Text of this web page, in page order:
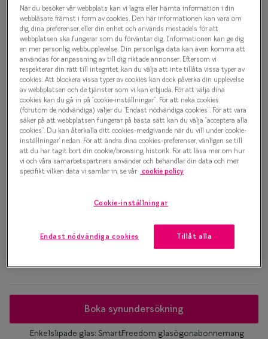
Taberg
Trender
Taberg by Smarteyes Bergmynta
7033 5889 Glasögonbåge
1 500 kr
Välj färg:
Blå
127-137 mm
Boka synundersökning
Enkelslipade glas: SmartFreedom glasögonabonnemang
När du besöker vår webbplats kan vi lagra eller hämta information i din
webbläsare, främst i form av cookies. Den här informationen kan vara om
dig, dina preferenser, eller din enhet och används mestadels för att
webbplatsen ska fungerar som du förväntar dig. Informationen kan ge dig
en mer personlig webbupplevelse. Din personliga data kan även komma att
användas för anpassning av till dig riktade annonser. Eftersom vi
respekterar din rätt till integritet, kan du välja att inte tillåta vissa typer av
cookies. Att blockera vissa typer av cookies kan dock påverka din upplevelse
av webbplatsen och de tjänster som vi kan erbjuda. För att välja dina
cookies kan du gå in på ”cookie-inställningar”. För att neka cookies
(förutom de nödvändiga) väljer du ”Endast nödvändiga cookies”. För att vara
säker på att webbplatsen fungerar på bästa sätt kan du välja ”acceptera alla
cookies”. Du kan återkalla ditt cookies-medgivande när du vill under ’cookie-
inställningar’ nedan. För att ändra dina cookies-preferenser, vänligen se till
att du har tagit bort din cookie/browsing historik. För att läsa mer om hur
vi och våra samarbetspartners använder och behandlar din data och mer
specifikt vilken data vi samlar in, se vår cookie policy
Cookie-inställningar
Endast nödvändiga cookies Tillåt alla